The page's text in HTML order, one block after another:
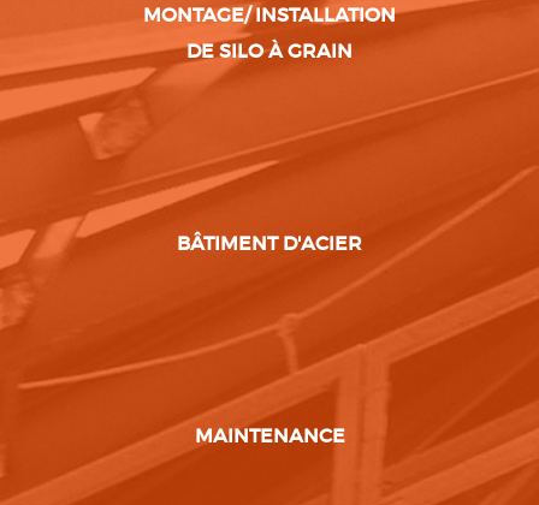
MONTAGE/ INSTALLATION
DE SILO À GRAIN
BÂTIMENT D'ACIER
MAINTENANCE